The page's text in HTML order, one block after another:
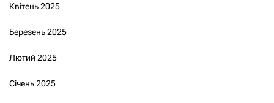
Квітень 2025
Березень 2025
Лютий 2025
Січень 2025